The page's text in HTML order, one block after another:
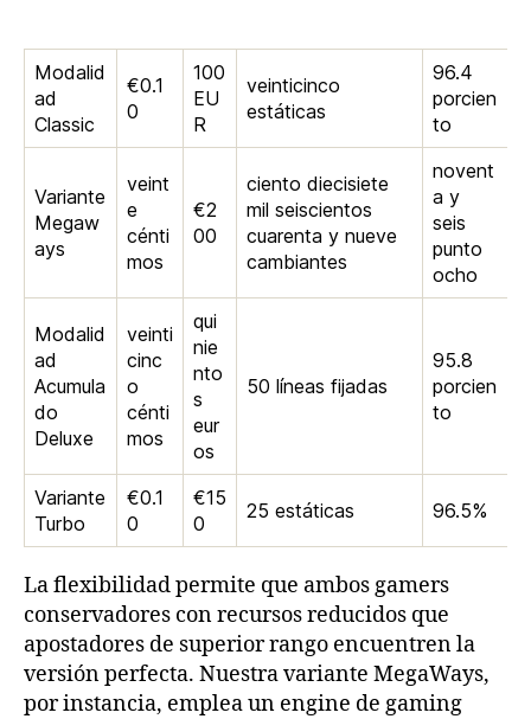
Modalid
ad
Classic
€0.1
0
100
EU
R
veinticinco
estáticas
96.4
porcien
to
Variante
Megaw
ays
veint
e
cénti
mos
€2
00
ciento diecisiete
mil seiscientos
cuarenta y nueve
cambiantes
novent
a y
seis
punto
ocho
Modalid
ad
Acumula
do
Deluxe
veinti
cinc
o
cénti
mos
qui
nie
nto
s
eur
os
50 líneas fijadas
95.8
porcien
to
Variante
Turbo
€0.1
0
€15
0
25 estáticas 96.5%
La flexibilidad permite que ambos gamers
conservadores con recursos reducidos que
apostadores de superior rango encuentren la
versión perfecta. Nuestra variante MegaWays,
por instancia, emplea un engine de gaming